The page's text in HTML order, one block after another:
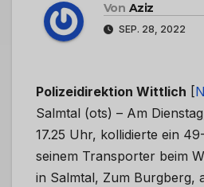
Von Aziz
SEP. 28, 2022
Polizeidirektion Wittlich [
Salmtal (ots) – Am
17.25 Uhr, kollidierte ein
seinem Transporter beim
in Salmtal, Zum Burgberg,